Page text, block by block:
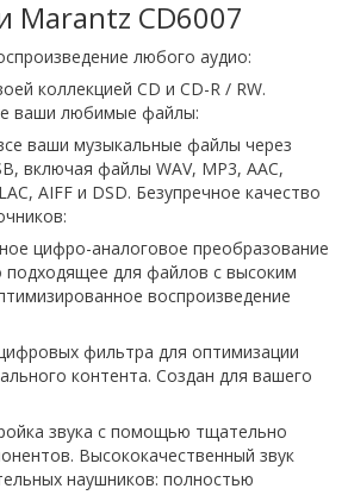
Marantz CD6007
любого аудио:
коллекцией CD и CD-R / RW.
ваши любимые файлы:
ваши музыкальные файлы через
включая файлы WAV, MP3, AAC,
AIFF и DSD. Безупречное качество
цифро-аналоговое преобразование
подходящее для файлов с высоким
воспроизведение
фильтра для оптимизации
контента. Создан для вашего
звука с помощью тщательно
Высококачественный звук
наушников: полностью